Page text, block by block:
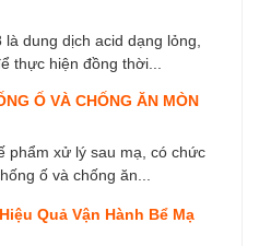
là dung dịch acid dạng lỏng,
thực hiện đồng thời...
Ố VÀ CHỐNG ĂN MÒN
phẩm xử lý sau mạ, có chức
ố và chống ăn...
Quả Vận Hành Bể Mạ